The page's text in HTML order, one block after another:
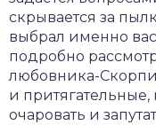
скрывается за
выбрал именно
подробно
любовника-
и
очаровать и